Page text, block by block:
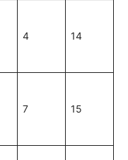
4 14
7 15